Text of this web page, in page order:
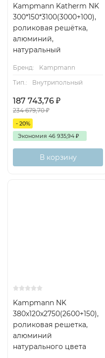
Kampmann Katherm NK
300*150*3100(3000+100),
роликовая решётка,
алюминий,
натуральный
Бренд:
Kampmann
Тип.:
Внутрипольный
187 743,76 ₽
234 679,70₽
- 20%
Экономия 46 935,94 ₽
В корзину
Kampmann NK
380x120x2750(2600+150),
роликовая решетка,
алюминий
натурального цвета